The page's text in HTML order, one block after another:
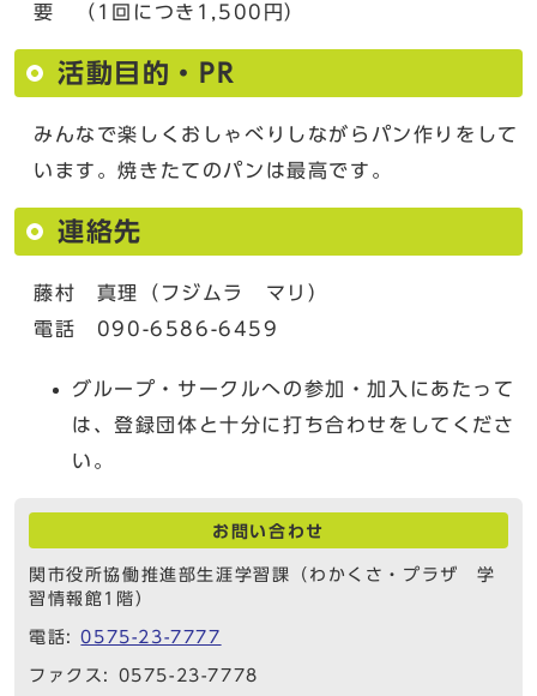
要 （1回につき1,500円）
活動目的・PR
みんなで楽しくおしゃべりしながらパン作りをして
います。焼きたてのパンは最高です。
連絡先
藤村 真理（フジムラ マリ）
電話 090-6586-6459
グループ・サークルへの参加・加入にあたって
は、登録団体と十分に打ち合わせをしてくださ
い。
お問い合わせ
関市役所協働推進部生涯学習課（わかくさ・プラザ 学
習情報館1階）
電話:0575-23-7777
ファクス: 0575-23-7778